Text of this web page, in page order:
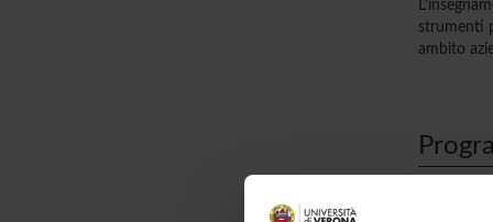
strumenti
ambito